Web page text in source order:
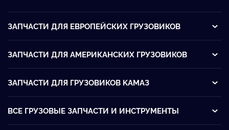
ЗАПЧАСТИ ДЛЯ ЕВРОПЕЙСКИХ ГРУЗОВИКОВ
ЗАПЧАСТИ ДЛЯ АМЕРИКАНСКИХ ГРУЗОВИКОВ
ЗАПЧАСТИ ДЛЯ ГРУЗОВИКОВ KАМАЗ
ВСЕ ГРУЗОВЫЕ ЗАПЧАСТИ И ИНСТРУМЕНТЫ